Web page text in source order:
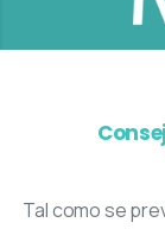
Tal como se